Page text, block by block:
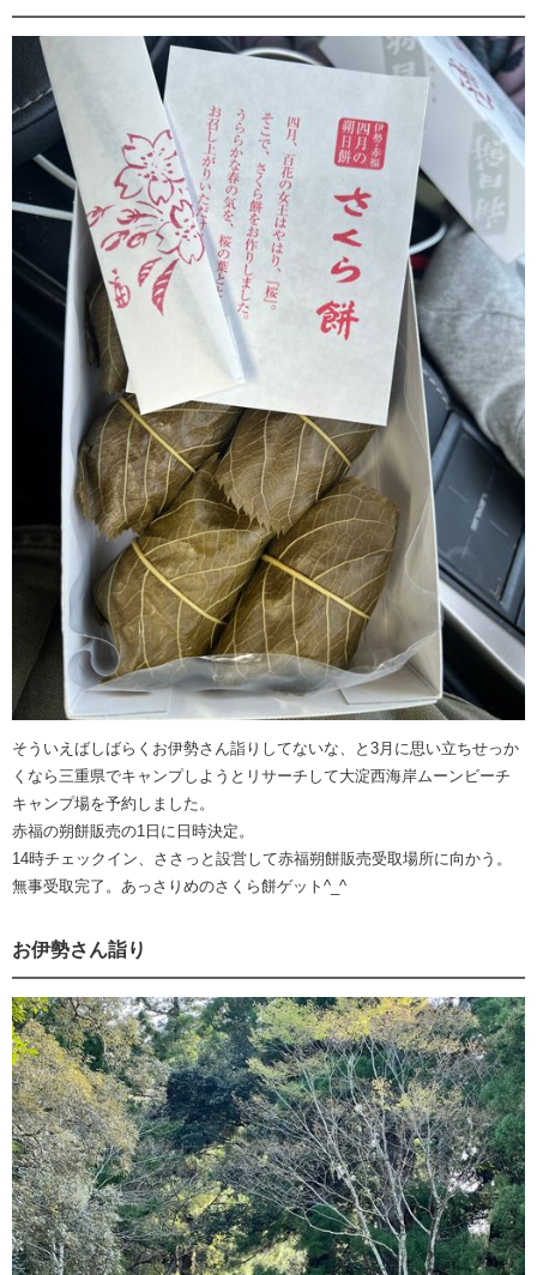
そういえばしばらくお伊勢さん詣りしてないな、と3月に思い立ちせっか
くなら三重県でキャンプしようとリサーチして大淀西海岸ムーンビーチ
キャンプ場を予約しました。
赤福の朔餅販売の1日に日時決定。
14時チェックイン、ささっと設営して赤福朔餅販売受取場所に向かう。
無事受取完了。あっさりめのさくら餅ゲット^_^
お伊勢さん詣り